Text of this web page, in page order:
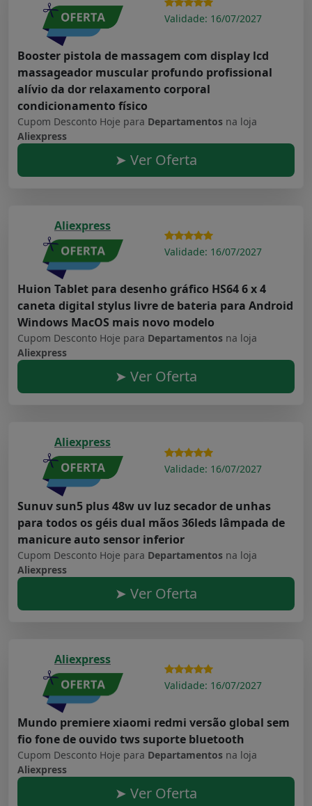
Validade: 16/07/2027
Booster pistola de massagem com display lcd
massageador muscular profundo profissional
alívio da dor relaxamento corporal
condicionamento físico
Cupom Desconto Hoje para Departamentos na loja
Aliexpress
➤ Ver Oferta
Aliexpress
Validade: 16/07/2027
Huion Tablet para desenho gráfico HS64 6 x 4
caneta digital stylus livre de bateria para Android
Windows MacOS mais novo modelo
Cupom Desconto Hoje para Departamentos na loja
Aliexpress
➤ Ver Oferta
Aliexpress
Validade: 16/07/2027
Sunuv sun5 plus 48w uv luz secador de unhas
para todos os géis dual mãos 36leds lâmpada de
manicure auto sensor inferior
Cupom Desconto Hoje para Departamentos na loja
Aliexpress
➤ Ver Oferta
Aliexpress
Validade: 16/07/2027
Mundo premiere xiaomi redmi versão global sem
fio fone de ouvido tws suporte bluetooth
Cupom Desconto Hoje para Departamentos na loja
Aliexpress
➤ Ver Oferta